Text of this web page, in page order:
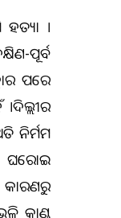
।
ପୂର୍ବ
ପରେ
ନିର୍ମମ
ଘରୋଇ
କାଣ୍ଡ